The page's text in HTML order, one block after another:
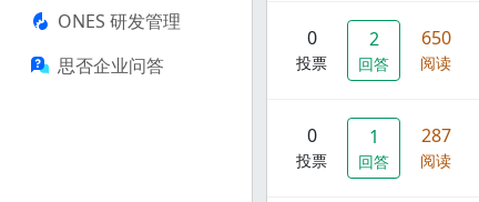
ONES 研发管理
思否企业问答
0
投票
2
回答
650
阅读
0
投票
1
回答
287
阅读